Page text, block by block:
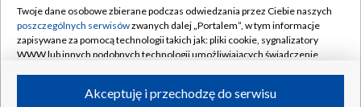
Rada Programowa
System NOS
Informacje o nadawcy
Program dla prasy
Kontakt
Kanały
Twoje dane osobowe zbierane podczas odwiedzania przez Ciebie naszych
poszczególnych serwisówzwanych dalej „Portalem”, w tym informacje
zapisywane za pomocą technologii takich jak: pliki cookie, sygnalizatory
WWW lub innych podobnych technologii umożliwiających świadczenie
ruchu w Internecie.Akceptuję i przechodzę do serwisu